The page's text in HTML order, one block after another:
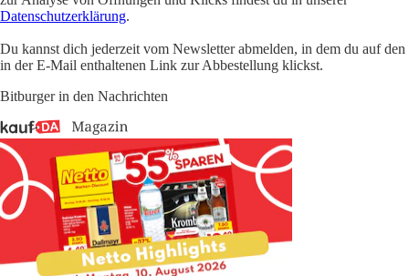
Datenschutzerklärung.
Du kannst dich jederzeit vom Newsletter abmelden, in dem du auf den
in der E-Mail enthaltenen Link zur Abbestellung klickst.
Bitburger in den Nachrichten